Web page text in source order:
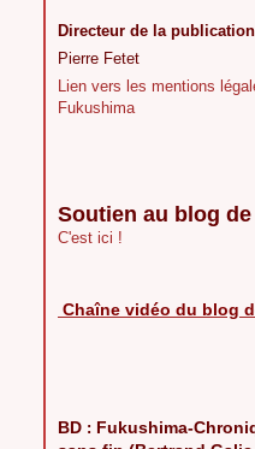
Directeur de la publication
Pierre Fetet
Lien vers les mentions
Fukushima
Soutien au blog
C'est ici !
Chaîne vidéo du blog
BD : Fukushima-